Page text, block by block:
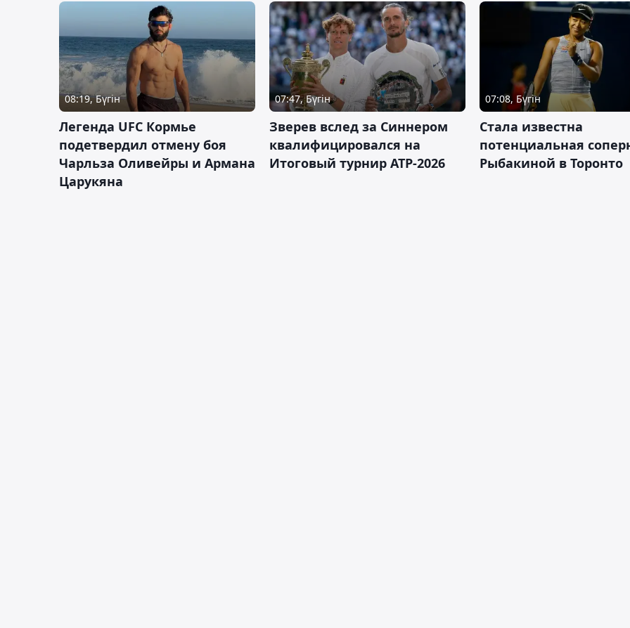
08:19, Бүгін
Легенда UFC Кормье
подетвердил отмену боя
Чарльза Оливейры и Армана
Царукяна
07:47, Бүгін
Зверев вслед за Синнером
квалифицировался на
Итоговый турнир ATP-2026
07:08, Бүгін
Cтала известна
потенциальная
Рыбакиной в Торонто